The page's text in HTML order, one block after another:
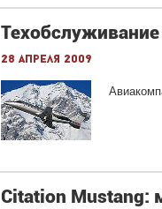
28 апреля 2009
Citation Mustang: